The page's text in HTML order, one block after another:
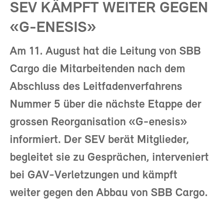
SEV KÄMPFT WEITER GEGEN
«G-ENESIS»
Am 11. August hat die Leitung von SBB
Cargo die Mitarbeitenden nach dem
Abschluss des Leitfadenverfahrens
Nummer 5 über die nächste Etappe der
grossen Reorganisation «G-enesis»
informiert. Der SEV berät Mitglieder,
begleitet sie zu Gesprächen, interveniert
bei GAV-Verletzungen und kämpft
weiter gegen den Abbau von SBB Cargo.